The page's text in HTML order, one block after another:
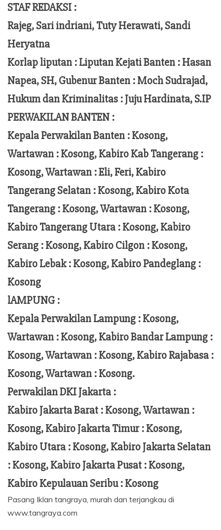
STAF REDAKSI :
Rajeg, Sari indriani, Tuty Herawati, Sandi
Heryatna
Korlap liputan :Liputan Kejati Banten : Hasan
Napea, SH,Gubenur Banten : MochSudrajad,
Hukum dan Kriminalitas :Juju Hardinata, S.IP
PERWAKILAN BANTEN :
Kepala Perwakilan Banten : Kosong,
Wartawan : Kosong, Kabiro Kab Tangerang :
Kosong,Wartawan :Eli, Feri, Kabiro
Tangerang Selatan : Kosong, Kabiro Kota
Tangerang :Kosong, Wartawan : Kosong,
Kabiro Tangerang Utara : Kosong, Kabiro
Serang : Kosong, Kabiro Cilgon : Kosong,
Kabiro Lebak : Kosong, Kabiro Pandeglang :
Kosong
lAMPUNG :
Kepala Perwakilan Lampung :Kosong,
Wartawan : Kosong, Kabiro Bandar Lampung :
Kosong, Wartawan : Kosong, Kabiro Rajabasa :
Kosong, Wartawan : Kosong.
Perwakilan DKI Jakarta :
Kabiro Jakarta Barat : Kosong, Wartawan :
Kosong, Kabiro Jakarta Timur : Kosong,
Kabiro Utara : Kosong, Kabiro Jakarta Selatan
: Kosong, Kabiro Jakarta Pusat : Kosong,
Kabiro Kepulauan Seribu : Kosong
Pasang Iklan tangraya, murah dan terjangkau di
www.tangraya.com